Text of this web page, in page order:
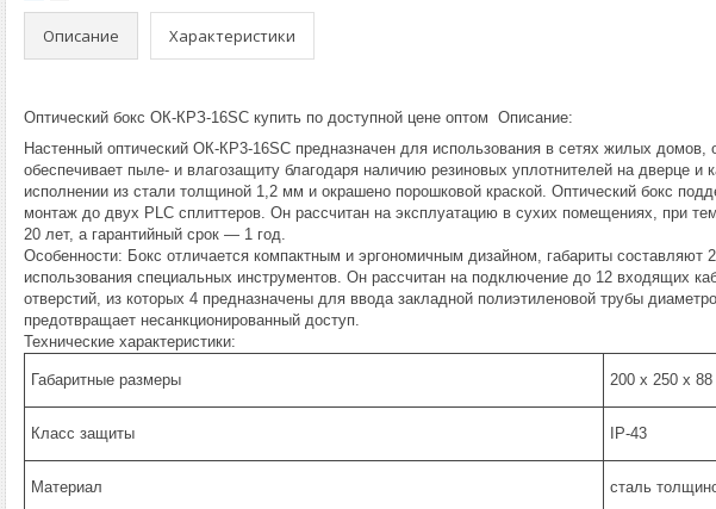
Описание Характеристики
Оптический бокс ОК-КРЗ-16SC купить по доступной цене оптом Описание:
Настенный оптический ОК-КР3-16SC предназначен для использования в сетях жилых
обеспечивает пыле- и влагозащиту благодаря наличию резиновых уплотнителей на дверце
исполнении из стали толщиной 1,2 мм и окрашено порошковой краской. Оптический бокс
монтаж до двух PLC сплиттеров. Он рассчитан на эксплуатацию в сухих помещениях, при
20 лет, а гарантийный срок — 1 год.
Особенности: Бокс отличается компактным и эргономичным дизайном, габариты
использования специальных инструментов. Он рассчитан на подключение до 12 входящих
отверстий, из которых 4 предназначены для ввода закладной полиэтиленовой трубы
предотвращает несанкционированный доступ.
Технические характеристики:
Габаритные размеры 200 х 250 х
Класс защиты IP-43
Материал сталь